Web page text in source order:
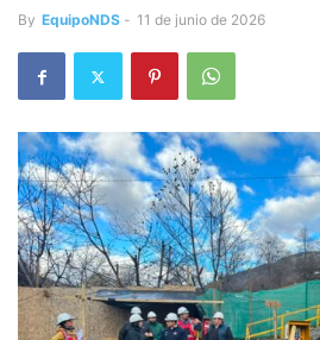
By EquipoNDS - 11 de junio de 2026